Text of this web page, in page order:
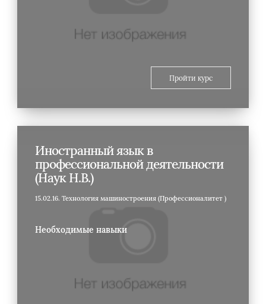
Пройти курс
Иностранный язык в
профессиональной деятельности
(Наук Н.В.)
15.02.16. Технология машиностроения (Профессионалитет )
Необходимые навыки